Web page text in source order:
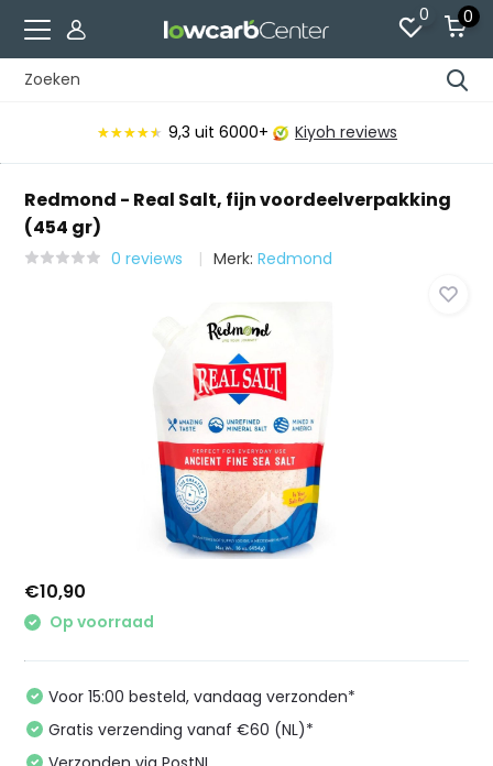
0 0
Voor 15:00 besteld, vandaag verzonden*
Redmond - Real Salt, fijn voordeelverpakking
(454 gr)
0 reviews Merk:Redmond
€10,90
Op voorraad
Voor 15:00 besteld, vandaag verzonden*
Gratis verzending vanaf €60 (NL)*